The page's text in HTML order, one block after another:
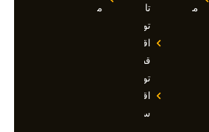
مالدیو
تاجیکستان
تور
اقساطی
قطر
تور
اقساطی
سوچی
مالزی